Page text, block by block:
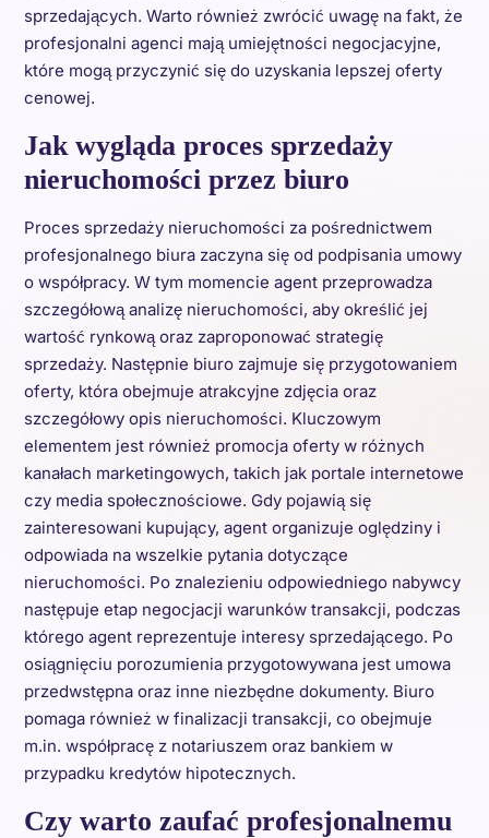
sprzedających. Warto również zwrócić uwagę na fakt, że
profesjonalni agenci mają umiejętności negocjacyjne,
które mogą przyczynić się do uzyskania lepszej oferty
cenowej.
Jak wygląda proces sprzedaży
nieruchomości przez biuro
Proces sprzedaży nieruchomości za pośrednictwem
profesjonalnego biura zaczyna się od podpisania umowy
o współpracy. W tym momencie agent przeprowadza
szczegółową analizę nieruchomości, aby określić jej
wartość rynkową oraz zaproponować strategię
sprzedaży. Następnie biuro zajmuje się przygotowaniem
oferty, która obejmuje atrakcyjne zdjęcia oraz
szczegółowy opis nieruchomości. Kluczowym
elementem jest również promocja oferty w różnych
kanałach marketingowych, takich jak portale internetowe
czy media społecznościowe. Gdy pojawią się
zainteresowani kupujący, agent organizuje oględziny i
odpowiada na wszelkie pytania dotyczące
nieruchomości. Po znalezieniu odpowiedniego nabywcy
następuje etap negocjacji warunków transakcji, podczas
którego agent reprezentuje interesy sprzedającego. Po
osiągnięciu porozumienia przygotowywana jest umowa
przedwstępna oraz inne niezbędne dokumenty. Biuro
pomaga również w finalizacji transakcji, co obejmuje
m.in. współpracę z notariuszem oraz bankiem w
przypadku kredytów hipotecznych.
Czy warto zaufać profesjonalnemu